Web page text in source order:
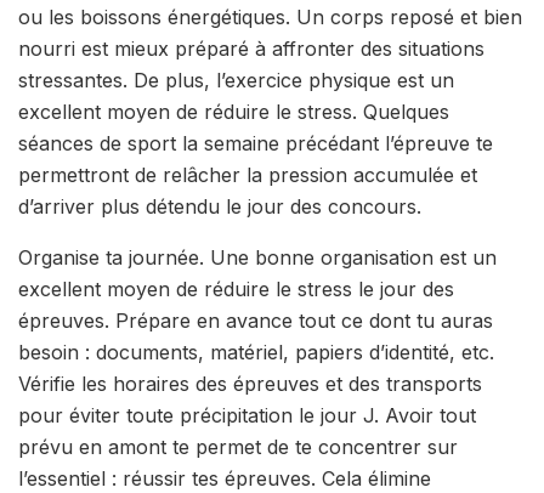
ou les boissons énergétiques. Un corps reposé et bien
nourri est mieux préparé à affronter des situations
stressantes. De plus, l’exercice physique est un
excellent moyen de réduire le stress. Quelques
séances de sport la semaine précédant l’épreuve te
permettront de relâcher la pression accumulée et
d’arriver plus détendu le jour des concours.
Organise ta journée. Une bonne organisation est un
excellent moyen de réduire le stress le jour des
épreuves. Prépare en avance tout ce dont tu auras
besoin : documents, matériel, papiers d’identité, etc.
Vérifie les horaires des épreuves et des transports
pour éviter toute précipitation le jour J. Avoir tout
prévu en amont te permet de te concentrer sur
l’essentiel : réussir tes épreuves. Cela élimine